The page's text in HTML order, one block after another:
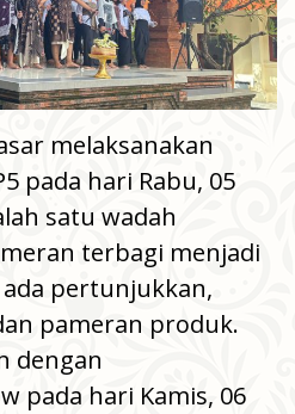
melaksanakan
pada hari Rabu, 05
satu wadah
terbagi menjadi
pertunjukkan,
pameran produk.
dengan
pada hari Kamis, 06